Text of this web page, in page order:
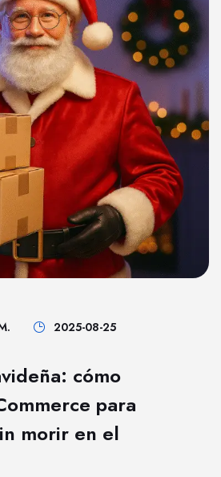
2025-08-25
cómo
para
morir en el